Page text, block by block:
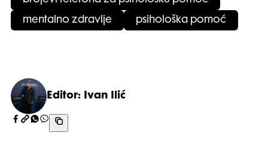
mentalno zdravlje psihološka pomoć
Editor: Ivan Ilić